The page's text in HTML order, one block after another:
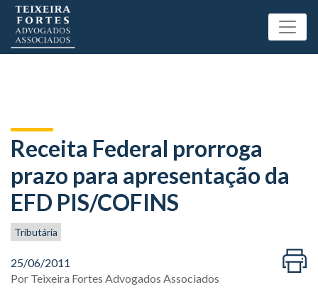
Receita Federal prorroga
prazo para apresentação da
EFD PIS/COFINS
Tributária
25/06/2011
Por Teixeira Fortes Advogados Associados